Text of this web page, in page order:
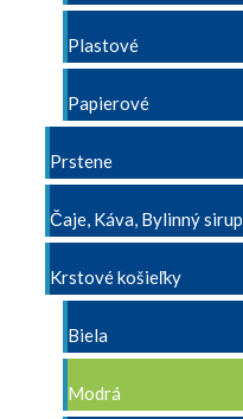
Plastové
Papierové
Prstene
Čaje, Káva, Bylinný sirup
Krstové košieľky
Biela
Modrá